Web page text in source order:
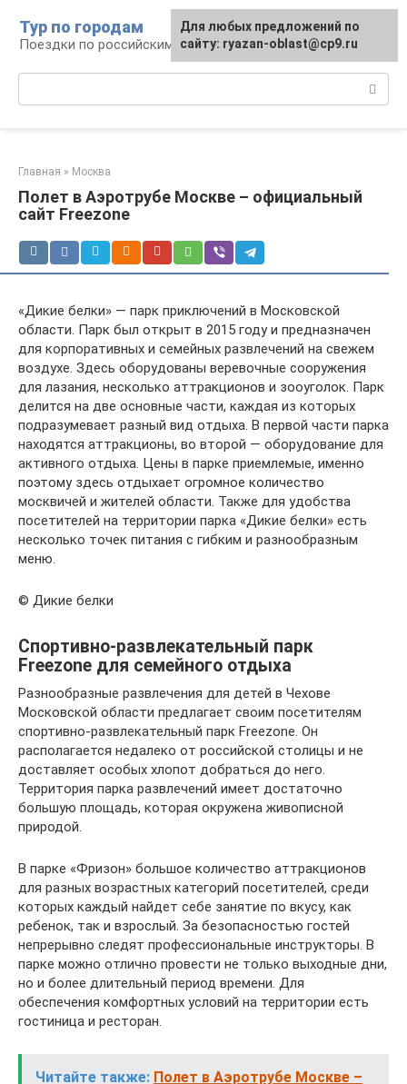
контенту
Тур по городам
Поездки по российским городам
Главная » Москва
Полет в Аэротрубе Москве – официальный
сайт Freezone
«Дикие белки» — парк приключений в Московской
области. Парк был открыт в 2015 году и предназначен
для корпоративных и семейных развлечений на свежем
воздухе. Здесь оборудованы веревочные сооружения
для лазания, несколько аттракционов и зооуголок. Парк
делится на две основные части, каждая из которых
подразумевает разный вид отдыха. В первой части парка
находятся аттракционы, во второй — оборудование для
активного отдыха. Цены в парке приемлемые, именно
поэтому здесь отдыхает огромное количество
москвичей и жителей области. Также для удобства
посетителей на территории парка «Дикие белки» есть
несколько точек питания с гибким и разнообразным
меню.
© Дикие белки
Спортивно-развлекательный парк
Freezone для семейного отдыха
Разнообразные развлечения для детей в Чехове
Московской области предлагает своим посетителям
спортивно-развлекательный парк Freezone. Он
располагается недалеко от российской столицы и не
доставляет особых хлопот добраться до него.
Территория парка развлечений имеет достаточно
большую площадь, которая окружена живописной
природой.
В парке «Фризон» большое количество аттракционов
для разных возрастных категорий посетителей, среди
которых каждый найдет себе занятие по вкусу, как
ребенок, так и взрослый. За безопасностью гостей
непрерывно следят профессиональные инструкторы. В
парке можно отлично провести не только выходные дни,
но и более длительный период времени. Для
обеспечения комфортных условий на территории есть
гостиница и ресторан.
Читайте также: Полет в Аэротрубе Москве –
Для любых предложений по
сайту: ryazan-oblast@cp9.ru